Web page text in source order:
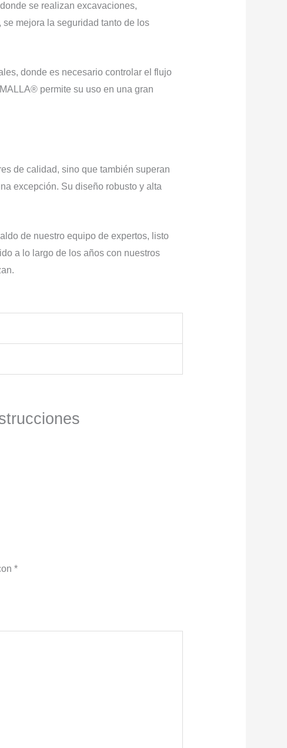
se realizan excavaciones,
mejora la seguridad tanto de los
donde es necesario controlar el flujo
permite su uso en una gran
de calidad, sino que también superan
excepción. Su diseño robusto y alta
de nuestro equipo de expertos, listo
a lo largo de los años con nuestros
*